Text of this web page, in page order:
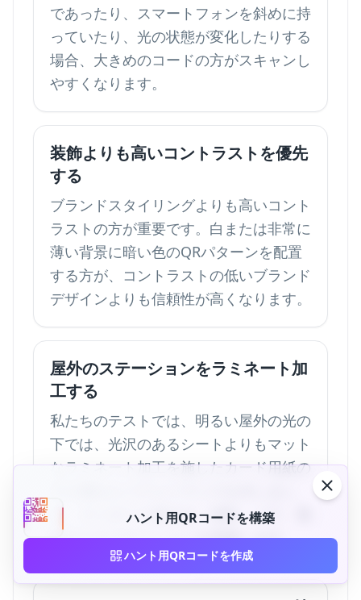
であったり、スマートフォンを斜めに持
っていたり、光の状態が変化したりする
場合、大きめのコードの方がスキャンし
やすくなります。
装飾よりも高いコントラストを優先
する
ブランドスタイリングよりも高いコント
ラストの方が重要です。白または非常に
薄い背景に暗い色のQRパターンを配置
する方が、コントラストの低いブランド
デザインよりも信頼性が高くなります。
屋外のステーションをラミネート加
工する
私たちのテストでは、明るい屋外の光の
下では、光沢のあるシートよりもマット
なラミネート加工を施したカード用紙の
た。ラミネート加工は、湿気、シワ、指
紋からもステーションを保護します。
ハント用QRコードを構築
ハント用QRコードを作成